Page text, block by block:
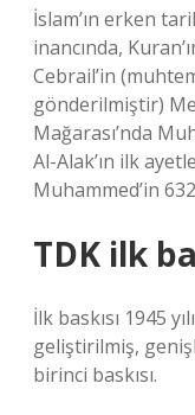
İslam’ın erken
inancında,
Cebrail’in
gönderilmiştir)
Mağarası’nda
Al-Alak’ın ilk
Muhammed’in
TDK ilk
İlk baskısı 1945
geliştirilmiş,
birinci baskısı.